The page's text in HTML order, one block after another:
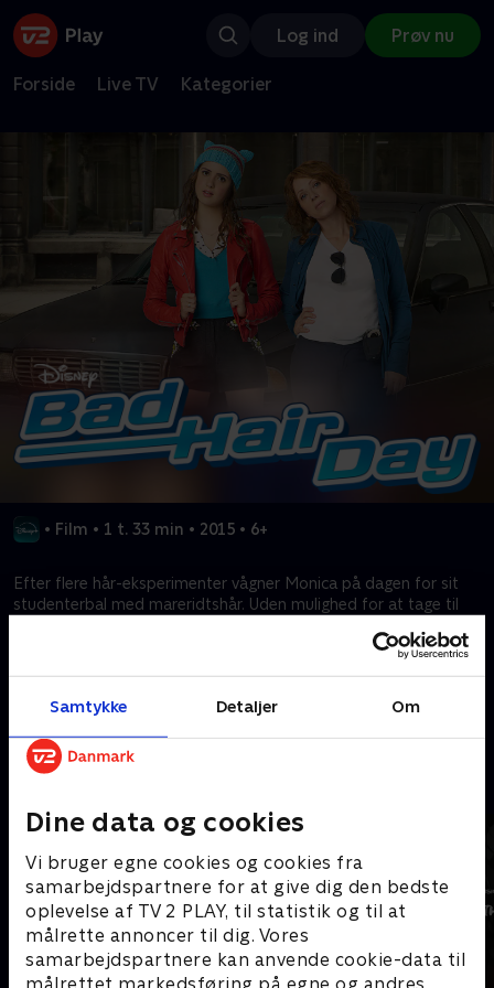
Samtykke Detaljer Om
Dine data og cookies
Vi bruger egne cookies og cookies fra
samarbejdspartnere for at give dig den bedste
oplevelse af TV 2 PLAY, til statistik og til at
målrette annoncer til dig. Vores
samarbejdspartnere kan anvende cookie-data til
Log ind Prøv nu
Forside Live TV Kategorier
• Film • 1 t. 33 min • 2015 • 6+
Efter flere hår-eksperimenter vågner Monica på dagen for sit
studenterbal med mareridtshår. Uden mulighed for at tage til
Kræver tilkøb